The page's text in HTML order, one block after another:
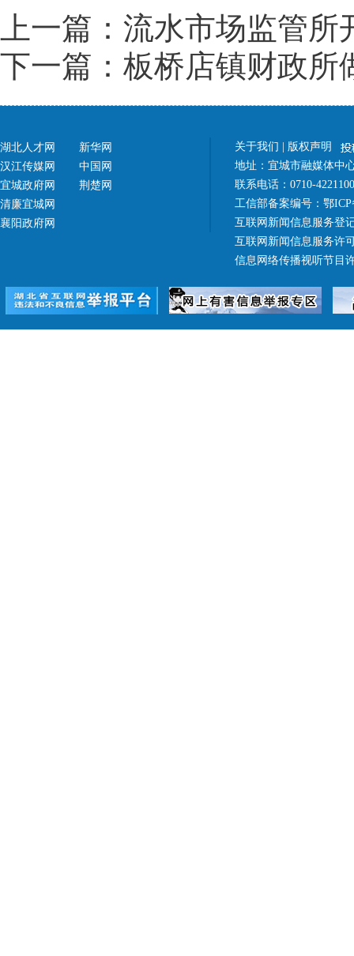
上一篇：流水市场监管
下一篇：板桥店镇财政所
湖北人才网
汉江传媒网
宜城政府网
清廉宜城网
襄阳政府网
新华网
中国网
荆楚网
关于我们
版权声明
地址：宜城市融媒体中
联系电话：0710-
工信部备案编号： 鄂ICP
互联网新闻信息服务登
互联网新闻信息服务许
信息网络传播视听节目